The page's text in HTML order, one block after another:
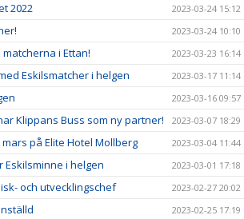
2022 2023-03-24 15:12
2023-03-24 10:10
i Ettan! 2023-03-23 16:14
Eskilsmatcher i helgen 2023-03-17 11:14
2023-03-16 09:57
Klippans Buss som ny partner! 2023-03-07 18:29
på Elite Hotel Mollberg 2023-03-04 11:44
i helgen 2023-03-01 17:18
och utvecklingschef 2023-02-27 20:02
2023-02-25 17:19